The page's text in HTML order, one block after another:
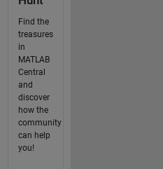
Find the
treasures
in
MATLAB
Central
and
discover
how the
community
can help
you!